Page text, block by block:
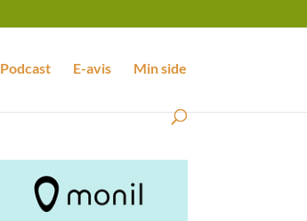
Podcast E-avis Min side